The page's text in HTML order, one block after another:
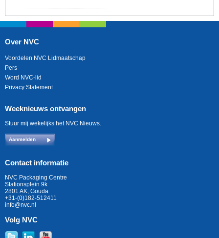
Over NVC
Voordelen NVC Lidmaatschap
Pers
Word NVC-lid
Privacy Statement
Weeknieuws ontvangen
Stuur mij wekelijks het NVC Nieuws.
Aanmelden
Contact informatie
NVC Packaging Centre
Stationsplein 9k
2801 AK, Gouda
+31-(0)182-512411
info@nvc.nl
Volg NVC